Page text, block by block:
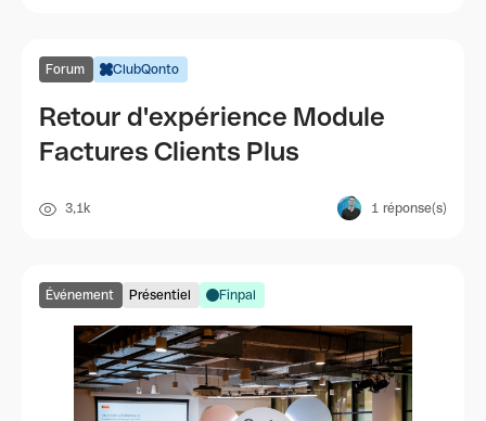
Forum ClubQonto
Retour d'expérience Module
Factures Clients Plus
3,1k 1 réponse(s)
Événement Présentiel Finpal